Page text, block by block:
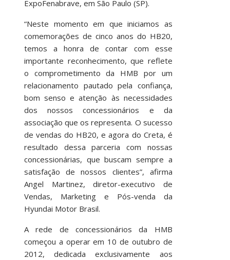
ExpoFenabrave, em São Paulo (SP).
“Neste momento em que iniciamos as
comemorações de cinco anos do HB20,
temos a honra de contar com esse
importante reconhecimento, que reflete
o comprometimento da HMB por um
relacionamento pautado pela confiança,
bom senso e atenção às necessidades
dos nossos concessionários e da
associação que os representa. O sucesso
de vendas do HB20, e agora do Creta, é
resultado dessa parceria com nossas
concessionárias, que buscam sempre a
satisfação de nossos clientes”, afirma
Angel Martinez, diretor-executivo de
Vendas, Marketing e Pós-venda da
Hyundai Motor Brasil.
A rede de concessionários da HMB
começou a operar em 10 de outubro de
2012, dedicada exclusivamente aos